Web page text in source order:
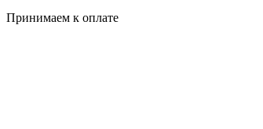
Принимаем к оплате